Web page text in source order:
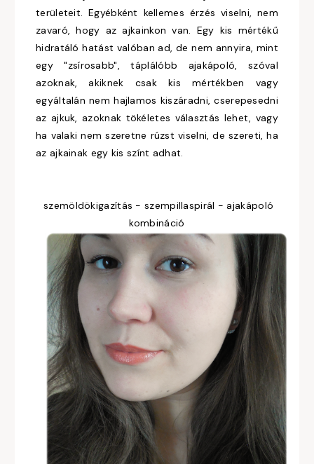
területeit. Egyébként kellemes érzés viselni, nem
zavaró, hogy az ajkainkon van. Egy kis mértékű
hidratáló hatást valóban ad, de nem annyira, mint
egy "zsírosabb", táplálóbb ajakápoló, szóval
azoknak, akiknek csak kis mértékben vagy
egyáltalán nem hajlamos kiszáradni, cserepesedni
az ajkuk, azoknak tökéletes választás lehet, vagy
ha valaki nem szeretne rúzst viselni, de szereti, ha
az ajkainak egy kis színt adhat.
szemöldökigazítás - szempillaspirál - ajakápoló
kombináció